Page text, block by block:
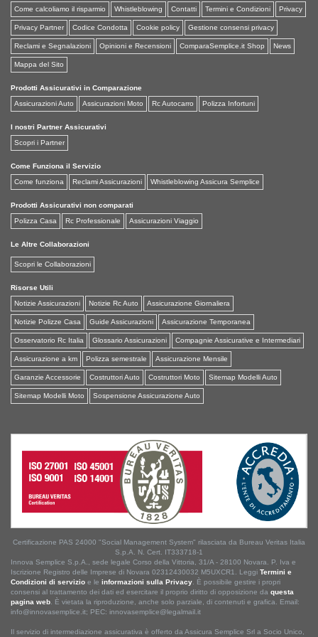
Come calcoliamo il risparmio Whistleblowing Contatti Termini e Condizioni Privacy
Privacy Partner Codice Condotta Cookie policy Gestione consensi privacy
Reclami e Segnalazioni Opinioni e Recensioni ComparaSemplice.it Shop News
Mappa del Sito
Prodotti Assicurativi in Comparazione
Assicurazioni Auto
Assicurazioni Moto Rc Autocarro Polizza Infortuni
I nostri Partner Assicurativi
Scopri i Partner
Come Funziona il Servizio
Come funziona
Reclami Assicurazioni Whistleblowing Assicura Semplice
Prodotti Assicurativi non comparati
Polizza Casa
Rc Professionale Assicurazioni Viaggio
Le Altre Collaborazioni
Scopri le Collaborazioni
Risorse Utili
Notizie Assicurazioni
Notizie Rc Auto Assicurazione Giornaliera
Notizie Polizze Casa Guide Assicurazioni Assicurazione Temporanea
Osservatorio Rc Italia Glossario Assicurazioni Compagnie Assicurative e Intermediari
Assicurazione a km Polizza semestrale Assicurazione Mensile
Garanzie Accessorie Costruttori Auto Costruttori Moto Sitemap Modelli Auto
Sitemap Modelli Moto Sospensione Assicurazione Auto
Certificazione PAS 24000 "Social Management System" rilasciata da Bureau Veritas Italia
S.p.A. N. Cert. IT333718-1
Innova Semplice S.p.A., sede legale Corso della Vittoria, 31/A - 28100 Novara. P. Iva e
Iscrizione Registro delle Imprese di Novara 02312430032 M5UXCR1. Leggi Termini e
Condizioni di servizio e le informazioni sulla Privacy . È possibile gestire i propri
consensi al trattamento dei dati ed esercitare il proprio diritto di opposizione da questa
pagina web . È vietata la riproduzione, anche solo parziale, di contenuti e grafica. Email:
info@innovasemplice.it; PEC: innovasemplice@legalmail.it
Il servizio di intermediazione assicurativa è offerto da Assicura Semplice Srl a Socio Unico,